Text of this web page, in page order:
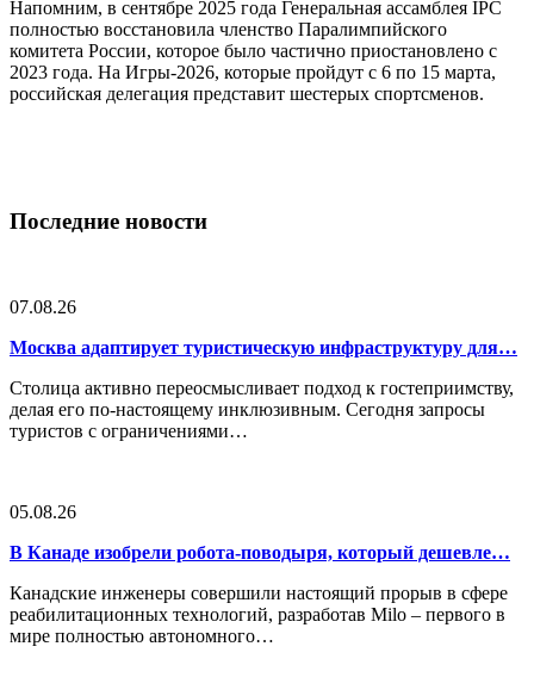
Напомним, в сентябре 2025 года Генеральная ассамблея IPC
полностью восстановила членство Паралимпийского
комитета России, которое было частично приостановлено с
2023 года. На Игры-2026, которые пройдут с 6 по 15 марта,
российская делегация представит шестерых спортсменов.
Последние новости
07.08.26
Москва адаптирует туристическую инфраструктуру для…
Столица активно переосмысливает подход к гостеприимству,
делая его по-настоящему инклюзивным. Сегодня запросы
туристов с ограничениями…
05.08.26
В Канаде изобрели робота-поводыря, который дешевле…
Канадские инженеры совершили настоящий прорыв в сфере
реабилитационных технологий, разработав Milo – первого в
мире полностью автономного…